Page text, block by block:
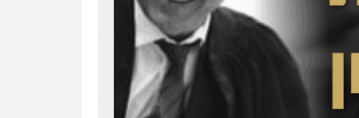
ויקי שמואל – משרד עו"ד
משפט פלילי
0528959600